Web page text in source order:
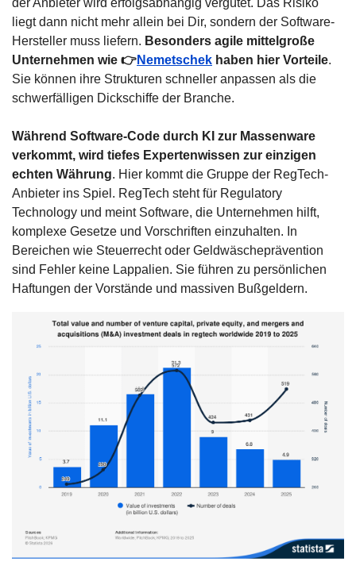
der Anbieter wird erfolgsabhängig vergütet. Das Risiko
liegt dann nicht mehr allein bei Dir, sondern der Software-
Hersteller muss liefern. Besonders agile mittelgroße
Unternehmen wie 👉Nemetschek haben hier Vorteile.
Sie können ihre Strukturen schneller anpassen als die
schwerfälligen Dickschiffe der Branche.
Während Software-Code durch KI zur Massenware
verkommt, wird tiefes Expertenwissen zur einzigen
echten Währung. Hier kommt die Gruppe der RegTech-
Anbieter ins Spiel. RegTech steht für Regulatory
Technology und meint Software, die Unternehmen hilft,
komplexe Gesetze und Vorschriften einzuhalten. In
Bereichen wie Steuerrecht oder Geldwäscheprävention
sind Fehler keine Lappalien. Sie führen zu persönlichen
Haftungen der Vorstände und massiven Bußgeldern.